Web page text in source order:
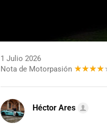
1 Julio 2026
Nota de Motorpasión
Héctor Ares